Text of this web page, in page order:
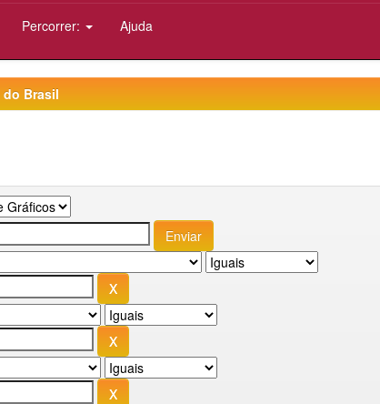
Percorrer: Ajuda
do Brasil